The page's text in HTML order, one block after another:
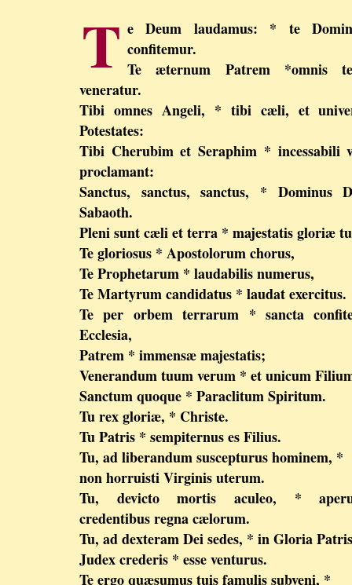
T e Deum laudamus: * te
confitemur.
Te æternum Patrem *omnis
veneratur.
Tibi omnes Angeli, * tibi cæli, et
Potestates:
Tibi Cherubim et Seraphim * incessabili
proclamant:
Sanctus, sanctus, sanctus, * Dominus
Sabaoth.
Pleni sunt cæli et terra * majestatis gloriæ
Te gloriosus * Apostolorum chorus,
Te Prophetarum * laudabilis numerus,
Te Martyrum candidatus * laudat exercitus.
Te per orbem terrarum * sancta
Ecclesia,
Patrem * immensæ majestatis;
Venerandum tuum verum * et unicum
Sanctum quoque * Paraclitum Spiritum.
Tu rex gloriæ, * Christe.
Tu Patris * sempiternus es Filius.
Tu, ad liberandum suscepturus hominem, *
non horruisti Virginis uterum.
Tu, devicto mortis aculeo, *
credentibus regna cælorum.
Tu, ad dexteram Dei sedes, * in Gloria
Judex crederis * esse venturus.
Te ergo quæsumus tuis famulis subveni, *